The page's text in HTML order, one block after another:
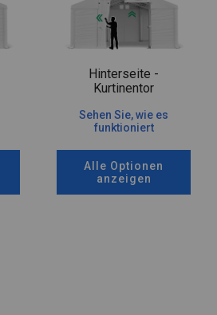
Hinterseite -
Kurtinentor
Sehen Sie, wie es
funktioniert
Alle Optionen
anzeigen